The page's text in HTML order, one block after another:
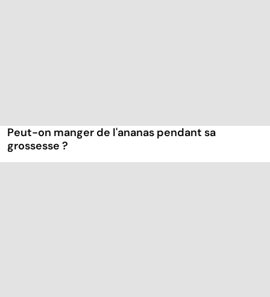
Peut-on manger de l'ananas pendant sa
grossesse ?